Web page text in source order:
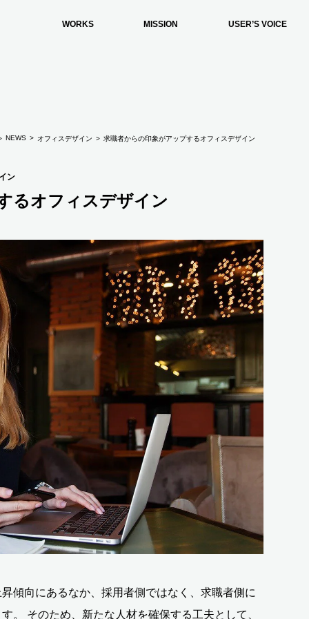
WORKS MISSION USER’S VOICE
NEWS オフィスデザイン 求職者からの印象がアップするオフィスデザイン
ン
るオフィスデザイン
傾向にあるなか、採用者側ではなく、求職者側に
。 そのため、新たな人材を確保する工夫として、